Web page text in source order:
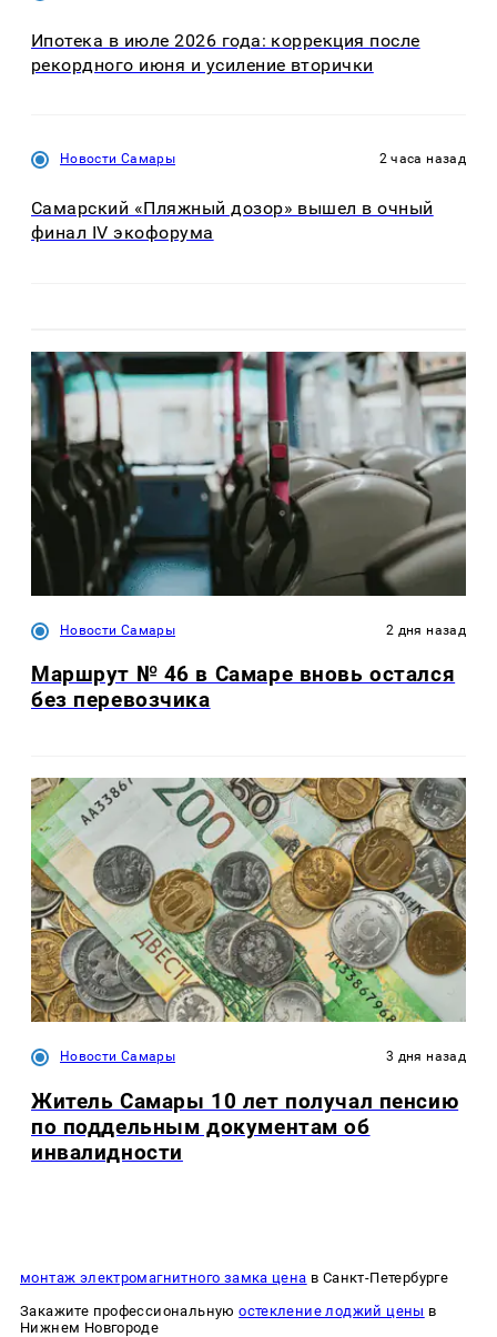
Ипотека в июле 2026 года: коррекция после
рекордного июня и усиление вторички
Новости Самары 2 часа назад
Самарский «Пляжный дозор» вышел в очный
финал IV экофорума
Новости Самары 2 дня назад
Маршрут № 46 в Самаре вновь остался
без перевозчика
Новости Самары 3 дня назад
Житель Самары 10 лет получал пенсию
по поддельным документам об
инвалидности
монтаж электромагнитного замка цена в Санкт-Петербурге
Закажите профессиональнуюостекление лоджий цены в
Нижнем Новгороде